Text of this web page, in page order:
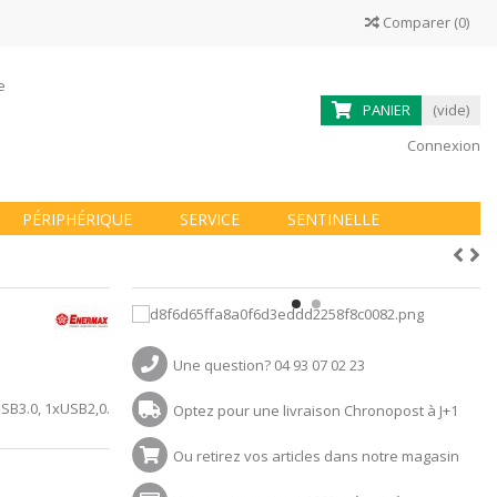
Comparer (0)
PANIER
(vide)
Connexion
PÉRIPHÉRIQUE SERVICE SENTINELLE
1xUSB2,0.
Une question? 04 93 07 02 23
Optez pour une livraison Chronopost à J+1
Ou retirez vos articles dans notre magasin